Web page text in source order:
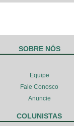
SOBRE NÓS
Equipe
Fale Conosco
Anuncie
COLUNISTAS